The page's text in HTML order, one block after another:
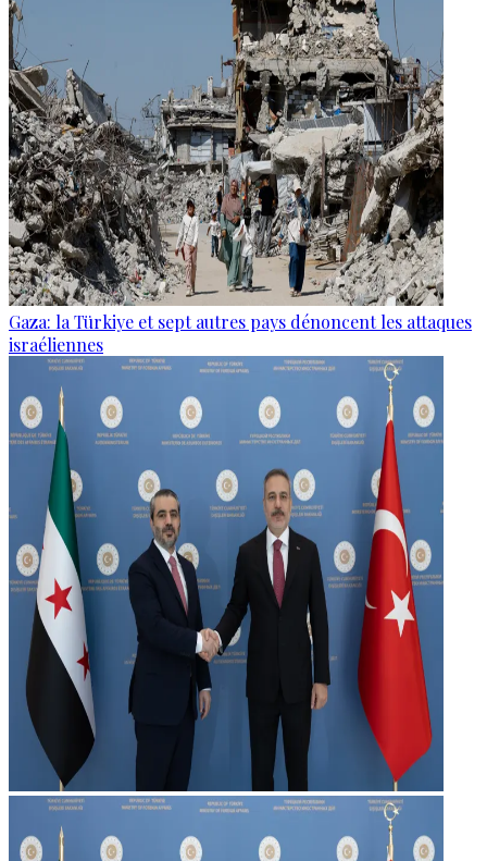
Gaza: la Türkiye et sept autres pays dénoncent les attaques
israéliennes